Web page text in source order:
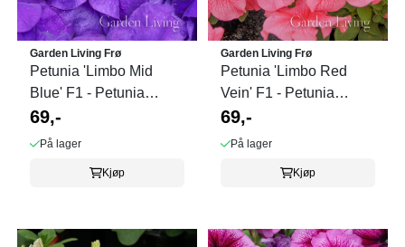
Garden Living Frø
Petunia 'Limbo Mid
Blue' F1 - Petunia
grandiflora
69,-
På lager
Kjøp
Garden Living Frø
Petunia 'Limbo Red
Vein' F1 - Petunia
grandiflora
69,-
På lager
Kjøp